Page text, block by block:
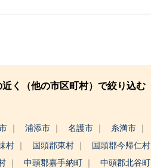
く（他の市区町村）で絞り込む
浦添市 名護市 糸満市
村 国頭郡東村 国頭郡今帰仁村
中頭郡嘉手納町 中頭郡北谷町